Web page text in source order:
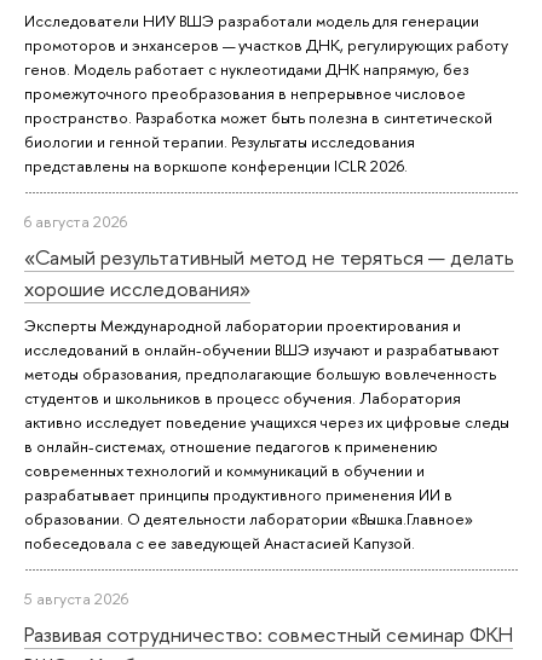
Исследователи НИУ ВШЭ разработали модель для генерации
промоторов и энхансеров — участков ДНК, регулирующих работу
генов. Модель работает с нуклеотидами ДНК напрямую, без
промежуточного преобразования в непрерывное числовое
пространство. Разработка может быть полезна в синтетической
биологии и генной терапии. Результаты исследования
представлены на воркшопе конференции ICLR 2026.
6 августа 2026
«Самый результативный метод не теряться — делать
хорошие исследования»
Эксперты Международной лаборатории проектирования и
исследований в онлайн-обучении ВШЭ изучают и разрабатывают
методы образования, предполагающие большую вовлеченность
студентов и школьников в процесс обучения. Лаборатория
активно исследует поведение учащихся через их цифровые следы
в онлайн-системах, отношение педагогов к применению
современных технологий и коммуникаций в обучении и
разрабатывает принципы продуктивного применения ИИ в
образовании. О деятельности лаборатории «Вышка.Главное»
побеседовала с ее заведующей Анастасией Капузой.
5 августа 2026
Развивая сотрудничество: совместный семинар ФКН